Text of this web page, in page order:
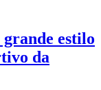
estilo
da